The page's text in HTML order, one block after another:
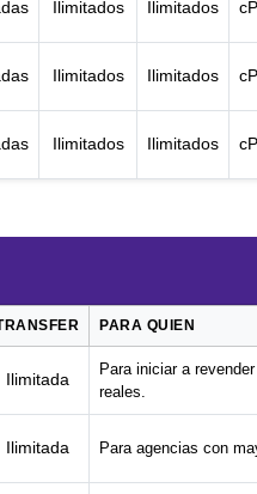
Ilimitados Ilimitados
Ilimitados Ilimitados
Ilimitados Ilimitados
PARA QUIEN
Ilimitada
Para iniciar a
reales.
Ilimitada Para agencias con